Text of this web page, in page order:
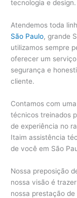
tecnologia e design.
Atendemos toda
São Paulo, grande
utilizamos sempre
oferecer um
segurança e
cliente.
Contamos com
técnicos treinados
de experiência no
Itaim assistência
de você em São
Nossa preposição
nossa visão é
nossa prestação